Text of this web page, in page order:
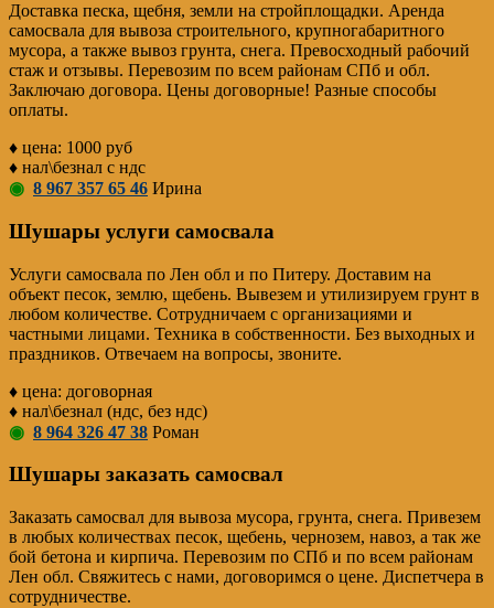
Доставка песка, щебня, земли на стройплощадки. Аренда
самосвала для вывоза строительного, крупногабаритного
мусора, а также вывоз грунта, снега. Превосходный рабочий
стаж и отзывы. Перевозим по всем районам СПб и обл.
Заключаю договора. Цены договорные! Разные способы
оплаты.
♦ цена: 1000 руб
♦ нал\безнал с ндс
◉ 8 967 357 65 46 Ирина
Шушары услуги самосвала
Услуги самосвала по Лен обл и по Питеру. Доставим на
объект песок, землю, щебень. Вывезем и утилизируем грунт в
любом количестве. Сотрудничаем с организациями и
частными лицами. Техника в собственности. Без выходных и
праздников. Отвечаем на вопросы, звоните.
♦ цена: договорная
♦ нал\безнал (ндс, без ндс)
◉ 8 964 326 47 38 Роман
Шушары заказать самосвал
Заказать самосвал для вывоза мусора, грунта, снега. Привезем
в любых количествах песок, щебень, чернозем, навоз, а так же
бой бетона и кирпича. Перевозим по СПб и по всем районам
Лен обл. Свяжитесь с нами, договоримся о цене. Диспетчера в
сотрудничестве.